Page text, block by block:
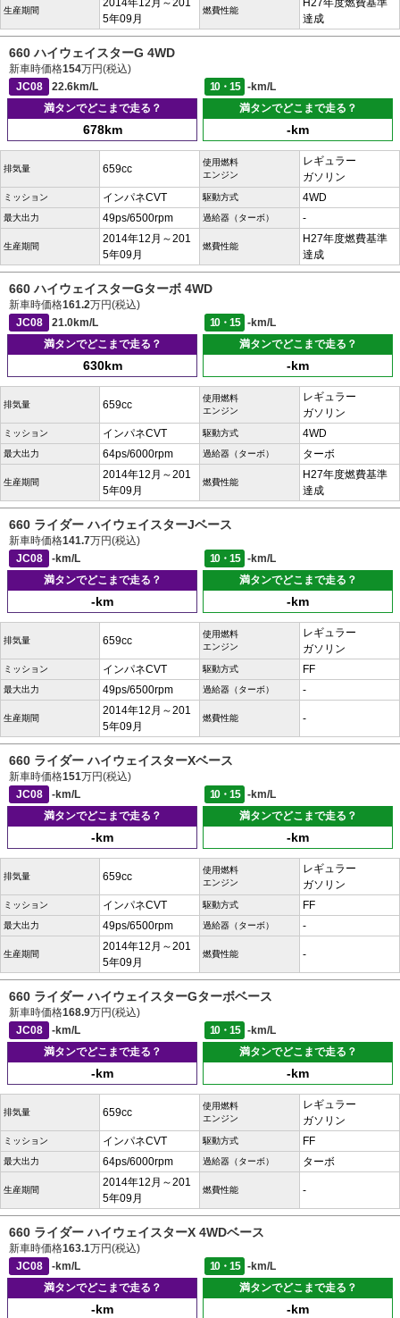
生産期間
2014年12月～201
5年09月
燃費性能
H27年度燃費基準
達成
660 ハイウェイスターG 4WD
新車時価格154万円(税込)
JC08
22.6km/L 10・15
-km/L
満タンでどこまで走る？
678km
満タンでどこまで走る？
-km
排気量 659cc
使用燃料
エンジン
レギュラー
ガソリン
ミッション インパネCVT 駆動方式 4WD
最大出力 49ps/6500rpm 過給器（ターボ） -
生産期間
2014年12月～201
5年09月
燃費性能
H27年度燃費基準
達成
660 ハイウェイスターGターボ 4WD
新車時価格161.2万円(税込)
JC08
21.0km/L 10・15
-km/L
満タンでどこまで走る？
630km
満タンでどこまで走る？
-km
排気量 659cc
使用燃料
エンジン
レギュラー
ガソリン
ミッション インパネCVT 駆動方式 4WD
最大出力 64ps/6000rpm 過給器（ターボ） ターボ
生産期間
2014年12月～201
5年09月
燃費性能
H27年度燃費基準
達成
660 ライダー ハイウェイスターJベース
新車時価格141.7万円(税込)
JC08
-km/L 10・15
-km/L
満タンでどこまで走る？
-km
満タンでどこまで走る？
-km
排気量 659cc
使用燃料
エンジン
レギュラー
ガソリン
ミッション インパネCVT 駆動方式 FF
最大出力 49ps/6500rpm 過給器（ターボ） -
生産期間
2014年12月～201
5年09月
燃費性能 -
660 ライダー ハイウェイスターXベース
新車時価格151万円(税込)
JC08
-km/L 10・15
-km/L
満タンでどこまで走る？
-km
満タンでどこまで走る？
-km
排気量 659cc
使用燃料
エンジン
レギュラー
ガソリン
ミッション インパネCVT 駆動方式 FF
最大出力 49ps/6500rpm 過給器（ターボ） -
生産期間
2014年12月～201
5年09月
燃費性能 -
660 ライダー ハイウェイスターGターボベース
新車時価格168.9万円(税込)
JC08
-km/L 10・15
-km/L
満タンでどこまで走る？
-km
満タンでどこまで走る？
-km
排気量 659cc
使用燃料
エンジン
レギュラー
ガソリン
ミッション インパネCVT 駆動方式 FF
最大出力 64ps/6000rpm 過給器（ターボ） ターボ
生産期間
2014年12月～201
5年09月
燃費性能 -
660 ライダー ハイウェイスターX 4WDベース
新車時価格163.1万円(税込)
JC08
-km/L 10・15
-km/L
満タンでどこまで走る？
-km
満タンでどこまで走る？
-km